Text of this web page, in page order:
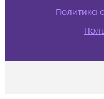
Политика